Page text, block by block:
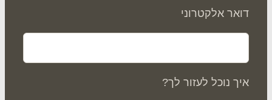
אלקטרוני
נוכל לעזור לך?